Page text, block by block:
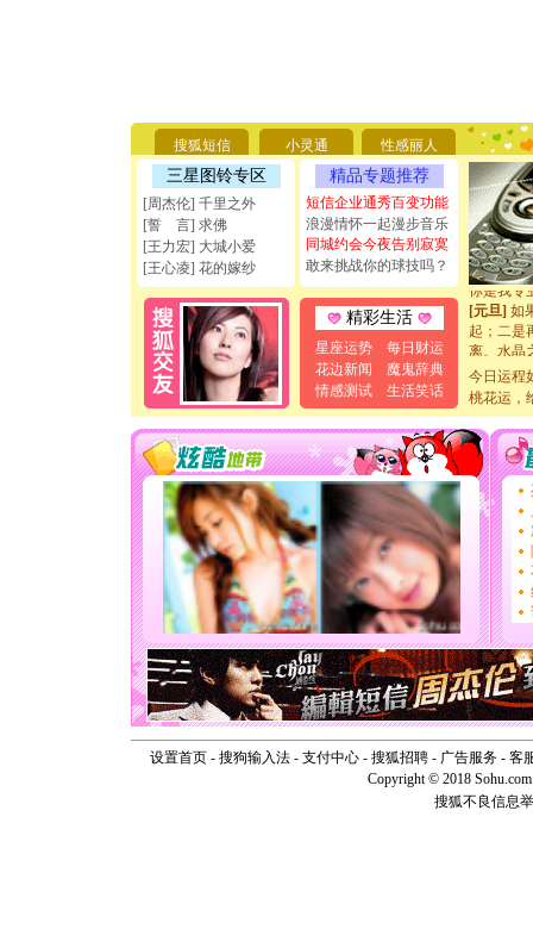
搜狐短信 小灵通 性感丽人
三星图铃专区
[周杰伦] 千里之外
[誓 言] 求佛
[王力宏] 大城小爱
[王心凌] 花的嫁纱
精品专题推荐
短信企业通秀百变功能
浪漫情怀一起漫步音乐
同城约会今夜告别寂寞
敢来挑战你的球技吗？
精彩生活
星座运势
每日财运
花边新闻
魔鬼辞典
情感测试
生活笑话
要平安！
[圣诞节]
能正大光
天都要快
[圣诞节]
如意,快
[元旦]看
断电。爱
你是我专
[元旦] 如
起；二是
离。水晶
泣，这痛
卖了。水
颜！冬去
道一声
[春节]
传
片叶子
送你一
[圣诞节]
你太多
要平安
[圣诞节]
能正大
天都要快
[圣诞节]
如意,快
[元旦]看
断电。爱
你是我专
[元旦]
如
起；二是
离。水晶
今日运程
桃花运，
设置首页- 搜狗输入法- 支付中心- 搜狐招聘- 广告服务- 客
Copyright © 2018
搜狐不良信息